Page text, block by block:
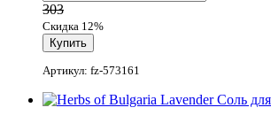
303
Скидка 12%
Артикул: fz-573161